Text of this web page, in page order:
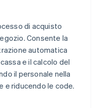
di acquisto
Consente la
automatica
e il calcolo del
il personale nella
e riducendo le code.